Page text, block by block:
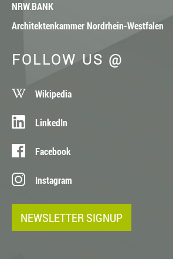
NRW.BANK
Architektenkammer Nordrhein-Westfalen
FOLLOW US @
Wikipedia
LinkedIn
Facebook
Instagram
NEWSLETTER SIGNUP